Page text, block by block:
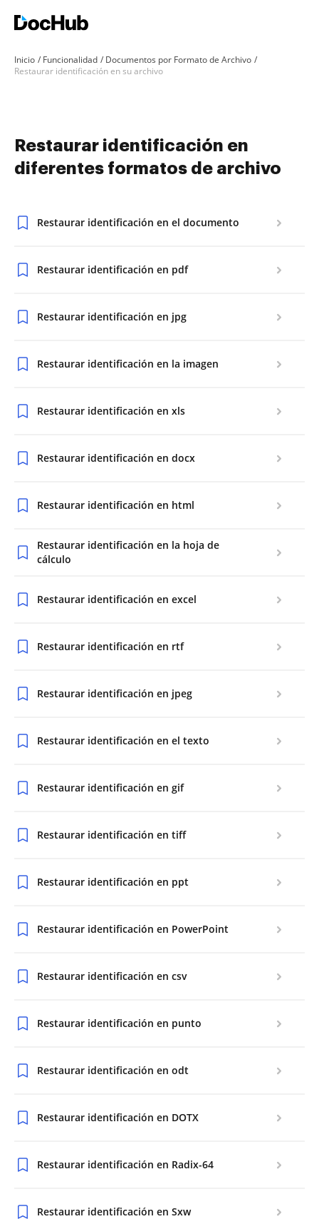
Inicio Funcionalidad
Documentos por Formato de Archivo
Restaurar identificación en su archivo
Restaurar identificación en
diferentes formatos de archivo
Restaurar identificación en el documento
Restaurar identificación en pdf
Restaurar identificación en jpg
Restaurar identificación en la imagen
Restaurar identificación en xls
Restaurar identificación en docx
Restaurar identificación en html
Restaurar identificación en la hoja de
cálculo
Restaurar identificación en excel
Restaurar identificación en rtf
Restaurar identificación en jpeg
Restaurar identificación en el texto
Restaurar identificación en gif
Restaurar identificación en tiff
Restaurar identificación en ppt
Restaurar identificación en PowerPoint
Restaurar identificación en csv
Restaurar identificación en punto
Restaurar identificación en odt
Restaurar identificación en DOTX
Restaurar identificación en Radix-64
Restaurar identificación en Sxw